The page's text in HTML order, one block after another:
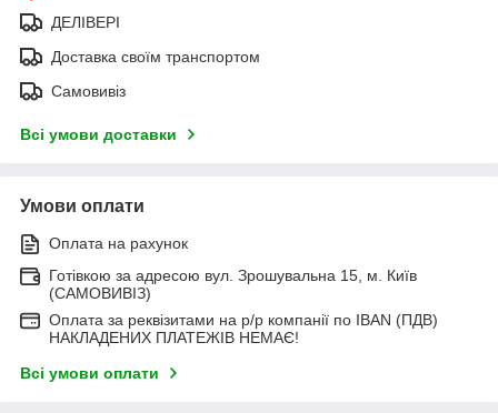
ДЕЛІВЕРІ
Доставка своїм транспортом
Самовивіз
Всі умови доставки
Умови оплати
Оплата на рахунок
Готівкою за адресою вул. Зрошувальна 15, м. Київ
(САМОВИВІЗ)
Оплата за реквізитами на р/р компанії по IBAN (ПДВ)
НАКЛАДЕНИХ ПЛАТЕЖІВ НЕМАЄ!
Всі умови оплати